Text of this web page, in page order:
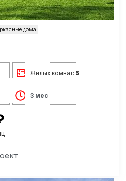
дома
Жилых комнат:5
3 мес